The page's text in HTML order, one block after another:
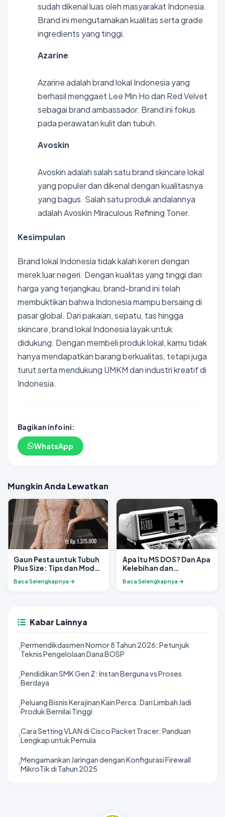
sudah dikenal luas oleh masyarakat Indonesia.
Brand ini mengutamakan kualitas serta grade
ingredients yang tinggi.
Azarine
Azarine adalah brand lokal Indonesia yang
berhasil menggaet Lee Min Ho dan Red Velvet
sebagai brand ambassador. Brand ini fokus
pada perawatan kulit dan tubuh.
Avoskin
Avoskin adalah salah satu brand skincare lokal
yang populer dan dikenal dengan kualitasnya
yang bagus. Salah satu produk andalannya
adalah Avoskin Miraculous Refining Toner.
Kesimpulan
Brand lokal Indonesia tidak kalah keren dengan
merek luar negeri. Dengan kualitas yang tinggi dan
harga yang terjangkau, brand-brand ini telah
membuktikan bahwa Indonesia mampu bersaing di
pasar global. Dari pakaian, sepatu, tas hingga
skincare, brand lokal Indonesia layak untuk
didukung. Dengan membeli produk lokal, kamu tidak
hanya mendapatkan barang berkualitas, tetapi juga
turut serta mendukung UMKM dan industri kreatif di
Indonesia.
Bagikan info ini:
WhatsApp
Mungkin Anda Lewatkan
Gaun Pesta untuk Tubuh
Plus Size: Tips dan Model
Baca Selengkapnya
Apa Itu MS DOS? Dan Apa
Kelebihan dan
Baca Selengkapnya
Kabar Lainnya
Permendikdasmen Nomor 8 Tahun 2026: Petunjuk
Teknis Pengelolaan Dana BOSP
Pendidikan SMK Gen Z: Instan Berguna vs Proses
Berdaya
Peluang Bisnis Kerajinan Kain Perca: Dari Limbah Jadi
Produk Bernilai Tinggi
Cara Setting VLAN di Cisco Packet Tracer: Panduan
Lengkap untuk Pemula
Mengamankan Jaringan dengan Konfigurasi Firewall
MikroTik di Tahun 2025